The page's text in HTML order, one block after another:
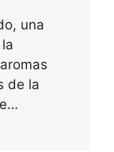
una
de la